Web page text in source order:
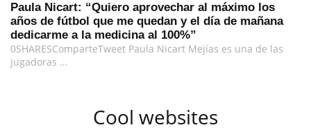
Paula Nicart: “Quiero aprovechar al máximo los
años de fútbol que me quedan y el día de mañana
dedicarme a la medicina al 100%”
0SHARESComparteTweet Paula Nicart Mejías es una de las
jugadoras …
Cool websites